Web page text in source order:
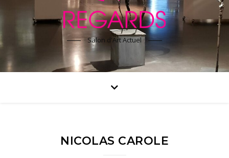
Salon d'Art Actuel
NICOLAS CAROLE